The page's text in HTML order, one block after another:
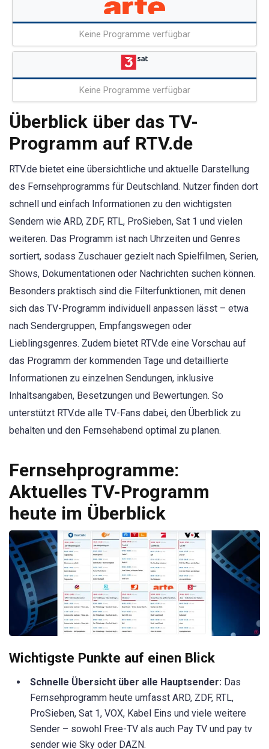
Keine Programme verfügbar
Keine Programme verfügbar
Überblick über das TV-
Programm auf RTV.de
RTV.de bietet eine übersichtliche und aktuelle Darstellung
des Fernsehprogramms für Deutschland. Nutzer finden dort
schnell und einfach Informationen zu den wichtigsten
Sendern wie ARD, ZDF, RTL, ProSieben, Sat 1 und vielen
weiteren. Das Programm ist nach Uhrzeiten und Genres
sortiert, sodass Zuschauer gezielt nach Spielfilmen, Serien,
Shows, Dokumentationen oder Nachrichten suchen können.
Besonders praktisch sind die Filterfunktionen, mit denen
sich das TV-Programm individuell anpassen lässt – etwa
nach Sendergruppen, Empfangswegen oder
Lieblingsgenres. Zudem bietet RTV.de eine Vorschau auf
das Programm der kommenden Tage und detaillierte
Informationen zu einzelnen Sendungen, inklusive
Inhaltsangaben, Besetzungen und Bewertungen. So
unterstützt RTV.de alle TV-Fans dabei, den Überblick zu
behalten und den Fernsehabend optimal zu planen.
Fernsehprogramme:
Aktuelles TV-Programm
heute im Überblick
Wichtigste Punkte auf einen Blick
Schnelle Übersicht über alle Hauptsender: Das
Fernsehprogramm heute umfasst ARD, ZDF, RTL,
ProSieben, Sat 1, VOX, Kabel Eins und viele weitere
Sender – sowohl Free-TV als auch Pay TV und pay tv
sender wie Sky oder DAZN.